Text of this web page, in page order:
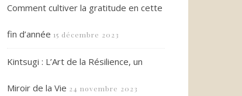
Comment cultiver la gratitude en cette
fin d’année 15 décembre 2023
Kintsugi : L’Art de la Résilience, un
Miroir de la Vie 24 novembre 2023